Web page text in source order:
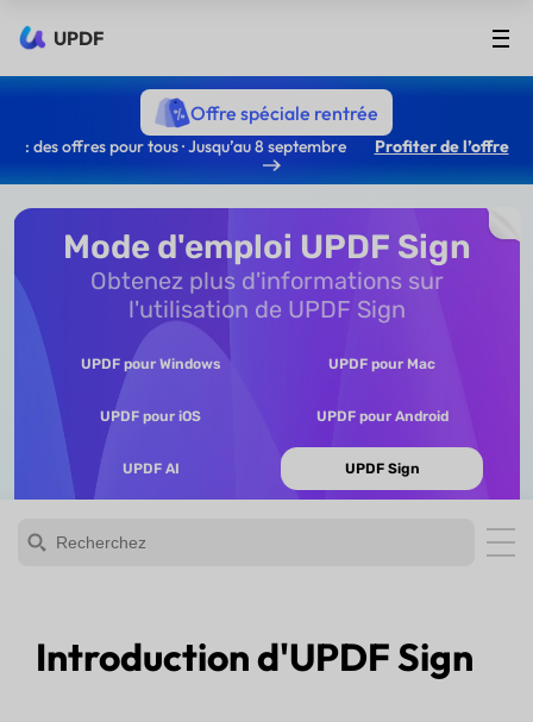
UPDF
Offre spéciale rentrée
: des offres pour tous · Jusqu’au 8 septembre Profiter de l’offre
Mode d'emploi UPDF Sign
Obtenez plus d'informations sur
l'utilisation de UPDF Sign
UPDF pour Windows UPDF pour Mac
UPDF pour iOS UPDF pour Android
UPDF AI UPDF Sign
Introduction d'UPDF Sign